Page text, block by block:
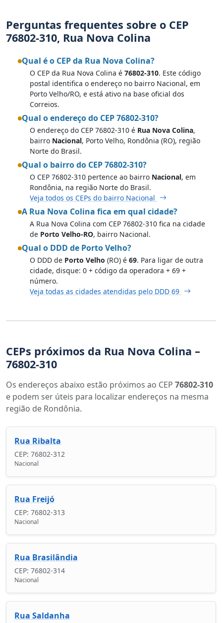
Perguntas frequentes sobre o CEP
76802-310, Rua Nova Colina
Qual é o CEP da Rua Nova Colina?
O CEP da Rua Nova Colina é 76802-310. Este código
postal identifica o endereço no bairro Nacional, em
Porto Velho/RO, e está ativo na base oficial dos
Correios.
Qual o endereço do CEP 76802-310?
O endereço do CEP 76802-310 é Rua Nova Colina,
bairro Nacional, Porto Velho, Rondônia (RO), região
Norte do Brasil.
Qual o bairro do CEP 76802-310?
O CEP 76802-310 pertence ao bairro Nacional, em
Rondônia, na região Norte do Brasil.
Veja todos os CEPs do bairro Nacional
A Rua Nova Colina fica em qual cidade?
A Rua Nova Colina com CEP 76802-310 fica na cidade
de Porto Velho-RO, bairro Nacional.
Qual o DDD de Porto Velho?
O DDD de Porto Velho (RO) é 69. Para ligar de outra
cidade, disque: 0 + código da operadora + 69 +
número.
Veja todas as cidades atendidas pelo DDD 69
CEPs próximos da Rua Nova Colina –
76802-310
Os endereços abaixo estão próximos ao CEP 76802-310
e podem ser úteis para localizar endereços na mesma
região de Rondônia.
Rua Ribalta
CEP: 76802-312
Nacional
Rua Freijó
CEP: 76802-313
Nacional
Rua Brasilândia
CEP: 76802-314
Nacional
Rua Saldanha